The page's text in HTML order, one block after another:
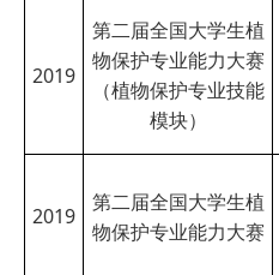
2019
第二届全国大学生植
物保护专业能力大赛
（植物保护专业技能
模块）
2019
第二届全国大学生植
物保护专业能力大赛